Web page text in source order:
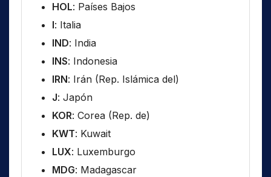
HOL: Países Bajos
I: Italia
IND: India
INS: Indonesia
IRN: Irán (Rep. Islámica del)
J: Japón
KOR: Corea (Rep. de)
KWT: Kuwait
LUX: Luxemburgo
MDG: Madagascar